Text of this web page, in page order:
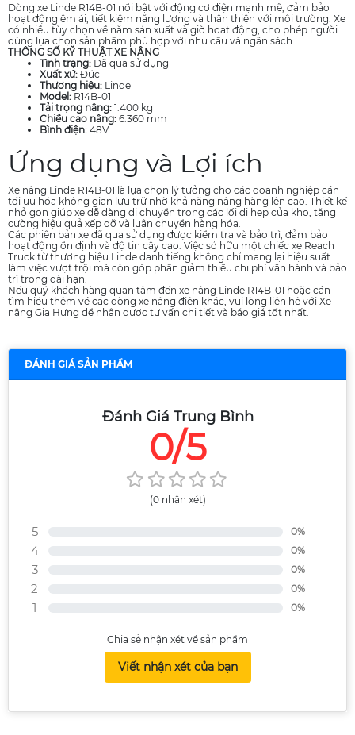
Dòng xe Linde R14B-01 nổi bật với động cơ điện mạnh mẽ, đảm bảo
hoạt động êm ái, tiết kiệm năng lượng và thân thiện với môi trường. Xe
có nhiều tùy chọn về năm sản xuất và giờ hoạt động, cho phép người
dùng lựa chọn sản phẩm phù hợp với nhu cầu và ngân sách.
THÔNG SỐ KỸ THUẬT XE NÂNG
Tình trạng: Đã qua sử dụng
Xuất xứ: Đức
Thương hiệu: Linde
Model: R14B-01
Tải trọng nâng: 1.400 kg
Chiều cao nâng: 6.360 mm
Bình điện: 48V
Ứng dụng và Lợi ích
Xe nâng Linde R14B-01 là lựa chọn lý tưởng cho các doanh nghiệp cần
tối ưu hóa không gian lưu trữ nhờ khả năng nâng hàng lên cao. Thiết kế
nhỏ gọn giúp xe dễ dàng di chuyển trong các lối đi hẹp của kho, tăng
cường hiệu quả xếp dỡ và luân chuyển hàng hóa.
Các phiên bản xe đã qua sử dụng được kiểm tra và bảo trì, đảm bảo
hoạt động ổn định và độ tin cậy cao. Việc sở hữu một chiếc xe Reach
Truck từ thương hiệu Linde danh tiếng không chỉ mang lại hiệu suất
làm việc vượt trội mà còn góp phần giảm thiểu chi phí vận hành và bảo
trì trong dài hạn.
Nếu quý khách hàng quan tâm đến xe nâng Linde R14B-01 hoặc cần
tìm hiểu thêm về các dòng xe nâng điện khác, vui lòng liên hệ với Xe
nâng Gia Hưng để nhận được tư vấn chi tiết và báo giá tốt nhất.
ĐÁNH GIÁ SẢN PHẨM
Đánh Giá Trung Bình
0/5
(0 nhận xét)
5 0%
4 0%
3 0%
2 0%
1 0%
Chia sẻ nhận xét về sản phẩm
Viết nhận xét của bạn